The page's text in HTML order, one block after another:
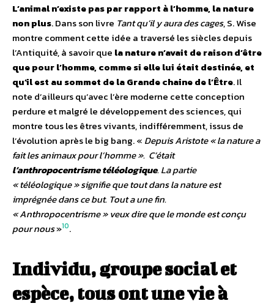
L’animal n’existe pas par rapport à l’homme, la nature
non plus. Dans son livre Tant qu’il y aura des cages, S. Wise
montre comment cette idée a traversé les siècles depuis
l’Antiquité, à savoir que la nature n’avait de raison d’être
que pour l’homme, comme si elle lui était destinée, et
qu’il est au sommet de la Grande chaine de l’Être. Il
note d’ailleurs qu’avec l’ère moderne cette conception
perdure et malgré le développement des sciences, qui
montre tous les êtres vivants, indifféremment, issus de
l’évolution après le big bang. « Depuis Aristote « la nature a
fait les animaux pour l’homme ». C’était
l’anthropocentrisme téléologique. La partie
« téléologique » signifie que tout dans la nature est
imprégnée dans ce but. Tout a une fin.
« Anthropocentrisme » veux dire que le monde est conçu
pour nous»10.
Individu, groupe social et
espèce, tous ont une vie à